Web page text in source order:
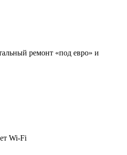
ремонт «под евро» и
Wi-Fi